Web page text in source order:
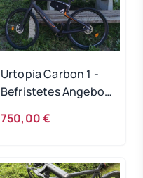
Urtopia Carbon 1 -
Befristetes Angebot
750,00 €